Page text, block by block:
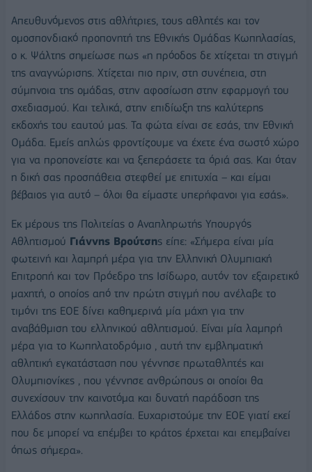
Απευθυνόμενος στις αθλήτριες, τους αθλητές και τον
ομοσπονδιακό προπονητή της Εθνικής Ομάδας Κωπηλασίας,
ο κ. Ψάλτης σημείωσε πως «η πρόοδος δε χτίζεται τη στιγμή
της αναγνώρισης. Χτίζεται πιο πριν, στη συνέπεια, στη
σύμπνοια της ομάδας, στην αφοσίωση στην εφαρμογή του
σχεδιασμού. Και τελικά, στην επιδίωξη της καλύτερης
εκδοχής του εαυτού μας. Τα φώτα είναι σε εσάς, την Εθνική
Ομάδα. Εμείς απλώς φροντίζουμε να έχετε ένα σωστό χώρο
για να προπονείστε και να ξεπεράσετε τα όριά σας. Και όταν
η δική σας προσπάθεια στεφθεί με επιτυχία – και είμαι
βέβαιος για αυτό – όλοι θα είμαστε υπερήφανοι για εσάς».
Εκ μέρους της Πολιτείας ο Αναπληρωτής Υπουργός
Αθλητισμού Γιάννης Βρούτσης είπε: «Σήμερα είναι μία
φωτεινή και λαμπρή μέρα για την Ελληνική Ολυμπιακή
Επιτροπή και τον Πρόεδρο της Ισίδωρο, αυτόν τον εξαιρετικό
μαχητή, ο οποίος από την πρώτη στιγμή που ανέλαβε το
τιμόνι της ΕΟΕ δίνει καθημερινά μία μάχη για την
αναβάθμιση του ελληνικού αθλητισμού. Είναι μία λαμπρή
μέρα για το Κωπηλατοδρόμιο , αυτή την εμβληματική
αθλητική εγκατάσταση που γέννησε πρωταθλητές και
Ολυμπιονίκες , που γέννησε ανθρώπους οι οποίοι θα
συνεχίσουν την καινοτόμα και δυνατή παράδοση της
Ελλάδος στην κωπηλασία. Ευχαριστούμε την ΕΟΕ γιατί εκεί
που δε μπορεί να επέμβει το κράτος έρχεται και επεμβαίνει
όπως σήμερα».